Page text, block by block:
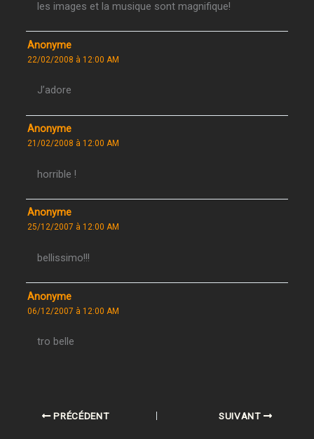
les images et la musique sont magnifique!
Anonyme
22/02/2008 à 12:00 AM
J’adore
Anonyme
21/02/2008 à 12:00 AM
horrible !
Anonyme
25/12/2007 à 12:00 AM
bellissimo!!!
Anonyme
06/12/2007 à 12:00 AM
tro belle
PRÉCÉDENT SUIVANT